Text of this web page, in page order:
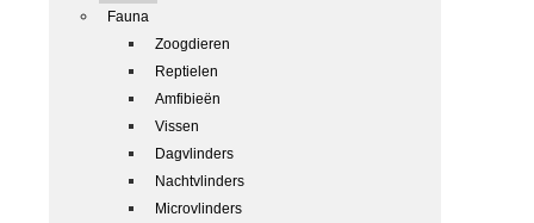
Fauna
Zoogdieren
Reptielen
Amfibieën
Vissen
Dagvlinders
Nachtvlinders
Microvlinders